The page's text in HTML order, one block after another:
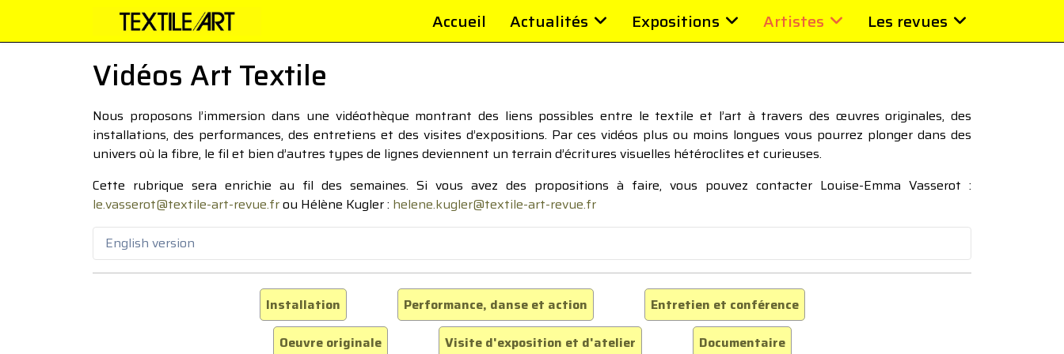
Accueil Actualités Expositions Artistes Les revues
Vidéos Art Textile
Nous proposons l’immersion dans une vidéothèque montrant des liens possibles entre le textile et l’art à travers des œuvres originales, des
installations, des performances, des entretiens et des visites d’expositions. Par ces vidéos plus ou moins longues vous pourrez plonger dans des
univers où la fibre, le fil et bien d’autres types de lignes deviennent un terrain d’écritures visuelles hétéroclites et curieuses.
Cette rubrique sera enrichie au fil des semaines. Si vous avez des propositions à faire, vous pouvez contacter Louise-Emma Vasserot :
le.vasserot@textile-art-revue.frou Hélène Kugler : helene.kugler@textile-art-revue.fr
English version
Installation Performance, danse et action
Entretien et conférence
Oeuvre originale
Visite d'exposition et d'atelier Documentaire